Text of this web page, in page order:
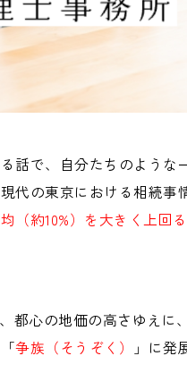
話で、自分たちのような
代の東京における相続事
（約10%）を大きく上回
都心の地価の高さゆえに
争族（そうぞく）
」に発